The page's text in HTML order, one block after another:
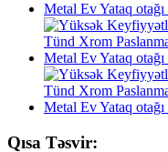
Qısa Təsvir: